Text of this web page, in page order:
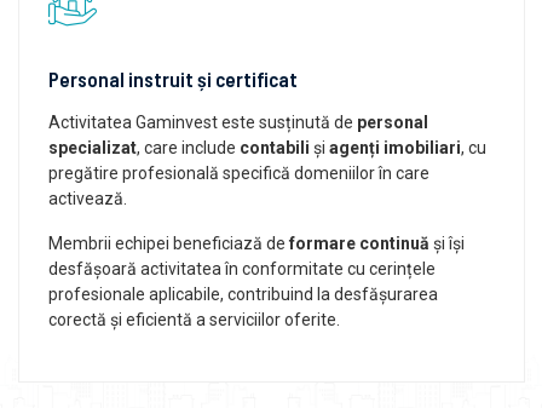
Personal instruit și certificat
Activitatea Gaminvest este susținută de personal
specializat, care include contabili și agenți imobiliari, cu
pregătire profesională specifică domeniilor în care
activează.
Membrii echipei beneficiază de formare continuă și își
desfășoară activitatea în conformitate cu cerințele
profesionale aplicabile, contribuind la desfășurarea
corectă și eficientă a serviciilor oferite.